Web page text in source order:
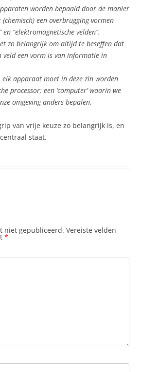
worden bepaald door de manier
een overbrugging vormen
en “elektromagnetische velden”.
zo belangrijk om altijd te beseffen dat
veld een vorm is van informatie in
apparaat moet in deze zin worden
processor; een ‘computer’ waarin we
omgeving anders bepalen.
van vrije keuze zo belangrijk is, en
staat.
niet gepubliceerd. Vereiste velden
*